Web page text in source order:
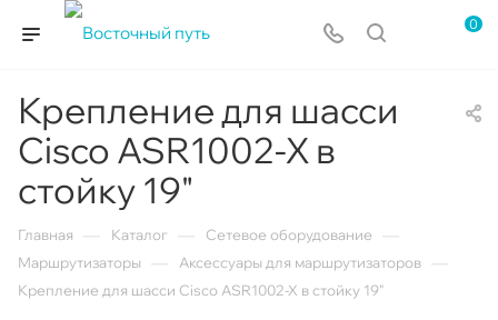
0
Крепление для шасси
Cisco ASR1002-X в
стойку 19"
Главная Каталог Сетевое оборудование
Маршрутизаторы Аксессуары для маршрутизаторов
Крепление для шасси Cisco ASR1002-X в стойку 19"